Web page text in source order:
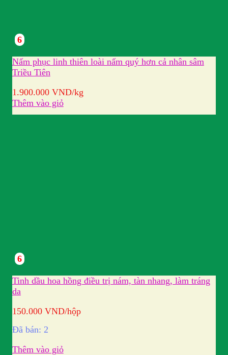
6
Nấm phục linh thiên loài nấm quý hơn cả nhân sâm
Triều Tiên
1.900.000 VND/kg
Thêm vào giỏ
6
Tinh dầu hoa hồng điều trị nám, tàn nhang, làm tráng
da
150.000 VND/hộp
Đã bán: 2
Thêm vào giỏ